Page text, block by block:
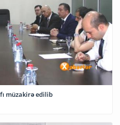
müzakirə edilib